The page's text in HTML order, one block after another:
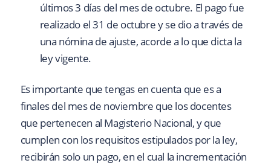
últimos 3 días del mes de octubre. El pago fue
realizado el 31 de octubre y se dio a través de
una nómina de ajuste, acorde a lo que dicta la
ley vigente.
Es importante que tengas en cuenta que es a
finales del mes de noviembre que los docentes
que pertenecen al Magisterio Nacional, y que
cumplen con los requisitos estipulados por la ley,
recibirán solo un pago, en el cual la incrementación